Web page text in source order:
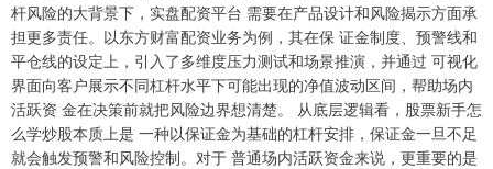
杆风险的大背景下，实盘配资平台 需要在产品设计和风险揭示方面承
担更多责任。以东方财富配资业务为例，其在保 证金制度、预警线和
平仓线的设定上，引入了多维度压力测试和场景推演，并通过 可视化
界面向客户展示不同杠杆水平下可能出现的净值波动区间，帮助场内
活跃资 金在决策前就把风险边界想清楚。 从底层逻辑看，股票新手怎
么学炒股本质上是 一种以保证金为基础的杠杆安排，保证金一旦不足
就会触发预警和风险控制。对于 普通场内活跃资金来说，更重要的是
沪深300 4694.44 +43.13 +0.93%